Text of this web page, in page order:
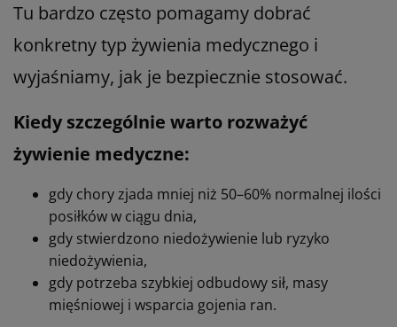
Tu bardzo często pomagamy dobrać
konkretny typ żywienia medycznego i
wyjaśniamy, jak je bezpiecznie stosować.
Kiedy szczególnie warto rozważyć
żywienie medyczne:
gdy chory zjada mniej niż 50–60% normalnej ilości
posiłków w ciągu dnia,
gdy stwierdzono niedożywienie lub ryzyko
niedożywienia,
gdy potrzeba szybkiej odbudowy sił, masy
mięśniowej i wsparcia gojenia ran.